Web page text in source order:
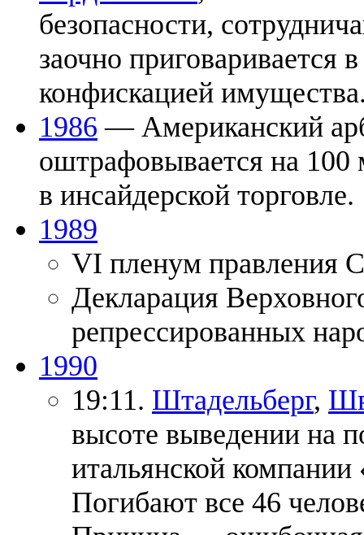
безопасности,
заочно приговаривается
конфискацией
1986 — Американский
оштрафовывается на
в инсайдерской торговле.
1989
VI пленум правления
Декларация
репрессированных
1990
19:11. Штадельберг,
высоте выведении на
итальянской компании
Погибают все 46